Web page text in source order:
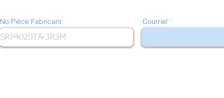
No Pièce Fabricant Courriel